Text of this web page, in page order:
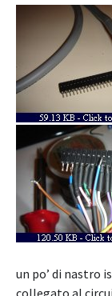
un po’ di nastro
collegato al